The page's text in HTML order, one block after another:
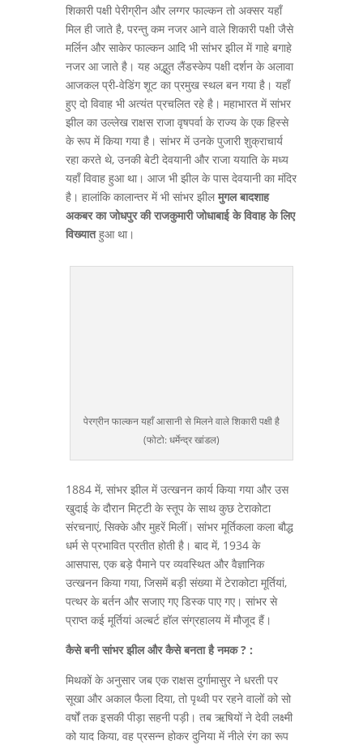
शिकारी पक्षी पेरीग्रीन और लग्गर फाल्कन तो अक्सर यहाँ
मिल ही जाते है, परन्तु कम नजर आने वाले शिकारी पक्षी जैसे
मर्लिन और साकेर फाल्कन आदि भी सांभर झील में गाहे बगाहे
नजर आ जाते है। यह अद्भुत लैंडस्केप पक्षी दर्शन के अलावा
आजकल प्री-वेडिंग शूट का प्रमुख स्थल बन गया है। यहाँ
हुए दो विवाह भी अत्यंत प्रचलित रहे है। महाभारत में सांभर
झील का उल्लेख राक्षस राजा वृषपर्वा के राज्य के एक हिस्से
के रूप में किया गया है। सांभर में उनके पुजारी शुक्राचार्य
रहा करते थे, उनकी बेटी देवयानी और राजा ययाति के मध्य
यहाँ विवाह हुआ था। आज भी झील के पास देवयानी का मंदिर
है। हालांकि कालान्तर में भी सांभर झीलमुगल बादशाह
अकबर का जोधपुर की राजकुमारी जोधाबाई के विवाह के लिए
विख्यातहुआ था।
पेरग्रीन फाल्कन यहाँ आसानी से मिलने वाले शिकारी पक्षी है
(फोटो: धर्मेन्द्र खांडल)
1884 में, सांभर झील में उत्खनन कार्य किया गया और उस
खुदाई के दौरान मिट्टी के स्तूप के साथ कुछ टेराकोटा
संरचनाएं, सिक्के और मुहरें मिलीं। सांभर मूर्तिकला कला बौद्ध
धर्म से प्रभावित प्रतीत होती है। बाद में, 1934 के
आसपास, एक बड़े पैमाने पर व्यवस्थित और वैज्ञानिक
उत्खनन किया गया, जिसमें बड़ी संख्या में टेराकोटा मूर्तियां,
पत्थर के बर्तन और सजाए गए डिस्क पाए गए। सांभर से
प्राप्त कई मूर्तियां अल्बर्ट हॉल संग्रहालय में मौजूद हैं।
कैसे बनी सांभर झील और कैसे बनता है नमक? :
मिथकों के अनुसार जब एक राक्षस दुर्गामासुर ने धरती पर
सूखा और अकाल फैला दिया, तो पृथ्वी पर रहने वालों को सो
वर्षों तक इसकी पीड़ा सहनी पड़ी। तब ऋषियों ने देवी लक्ष्मी
को याद किया, वह प्रसन्न होकर दुनिया में नीले रंग का रूप